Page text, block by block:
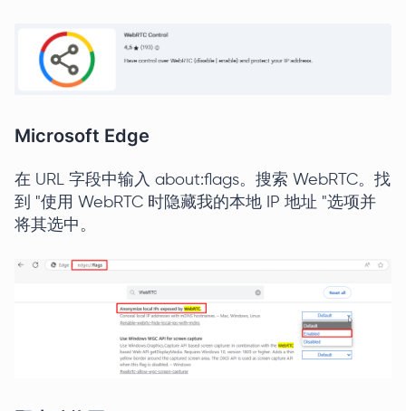
Microsoft Edge
在 URL 字段中输入 about:flags。搜索 WebRTC。找
到 "使用 WebRTC 时隐藏我的本地 IP 地址 "选项并
将其选中。